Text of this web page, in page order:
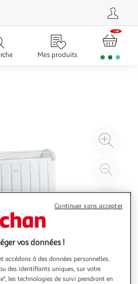
Mes produits
à
100
le
vos données !
à des données personnelles,
des identifiants uniques, sur votre
les technologies de suivi prendront en
Continuer sans accepter